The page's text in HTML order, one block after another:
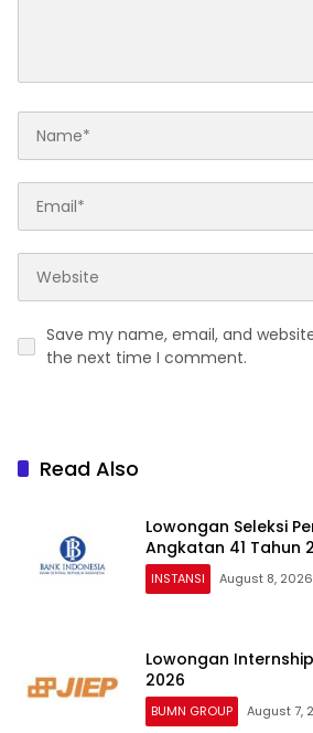
Save my name, email, and
the next time I comment.
Read Also
Lowongan Seleksi
Angkatan 41 Tahun
INSTANSI August 8, 2026
Lowongan
2026
BUMN GROUP August 7,